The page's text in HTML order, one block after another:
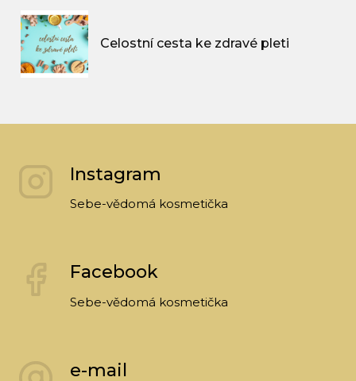
Celostní cesta ke zdravé pleti
Instagram
Sebe-vědomá kosmetička
Facebook
Sebe-vědomá kosmetička
e-mail